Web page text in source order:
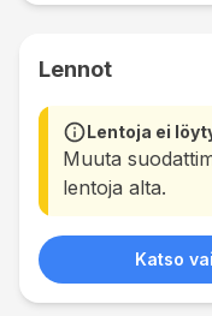
Lennot
Lentoja ei
Muuta
lentoja alta.
Katso